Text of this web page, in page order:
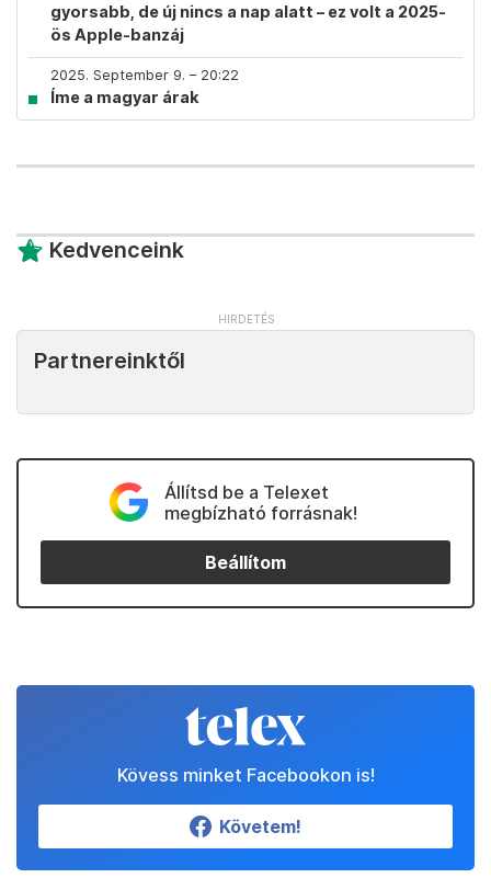
gyorsabb, de új nincs a nap alatt – ez volt a 2025-
ös Apple-banzáj
2025. September 9. – 20:22
Íme a magyar árak
Kedvenceink
Partnereinktől
Állítsd be a Telexet
megbízható forrásnak!
Beállítom
Kövess minket Facebookon is!
Követem!